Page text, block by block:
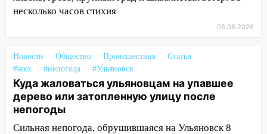
ветром сорвало опалубку со
13:54
как устраняют последствия мощного
шторма
13:49 Стихия продолжает крушить
Ульяновск: дерево рухнуло на дом на
Орджоникидзе
несколько часов стихия
08.08.2026
Новости Общество Происшествия
Статьи
#жкх
#непогода #Ульяновск
Куда жаловаться ульяновцам на упавшее
дерево или затопленную улицу после
непогоды
Сильная непогода, обрушившаяся на Ульяновск 8